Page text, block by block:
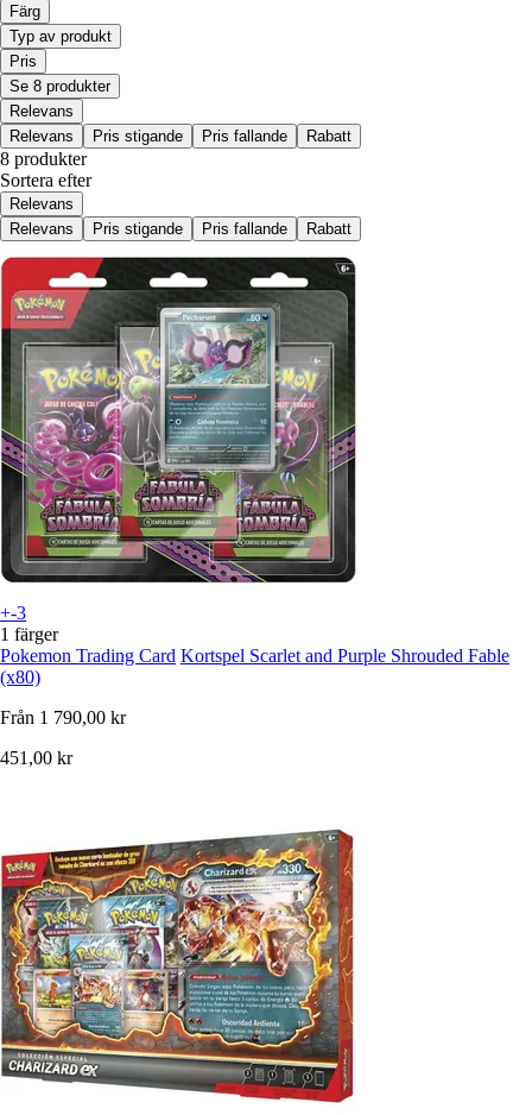
Färg
Typ av produkt
Pris
Se 8 produkter
Relevans
Relevans
Pris stigande Pris fallande Rabatt
8 produkter
Sortera efter
Relevans
Relevans
Pris stigande Pris fallande Rabatt
+-3
1 färger
Pokemon Trading Card Kortspel Scarlet and Purple Shrouded Fable
(x80)
Från 1 790,00 kr
451,00 kr